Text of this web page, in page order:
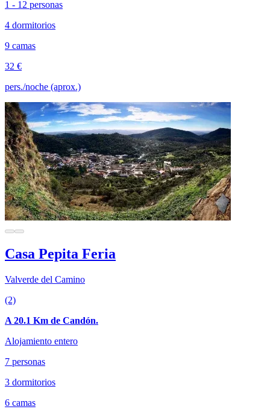
1 - 12 personas
4 dormitorios
9 camas
32 €
pers./noche (aprox.)
Casa Pepita Feria
Valverde del Camino
(2)
A 20.1 Km de Candón.
Alojamiento entero
7 personas
3 dormitorios
6 camas